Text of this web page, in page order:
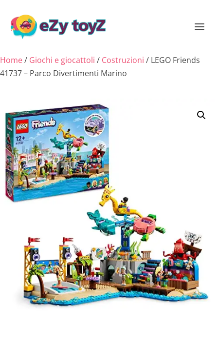
Home/ Giochi e giocattoli / Costruzioni / LEGO Friends
41737 – Parco Divertimenti Marino